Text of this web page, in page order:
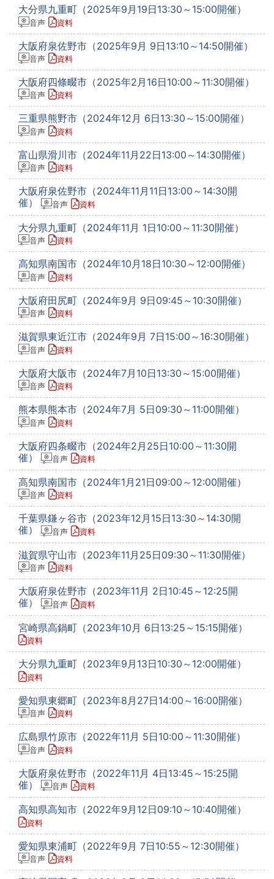
大分県九重町（2025年9月19日13:30～15:00開催）
音声 資料
大阪府泉佐野市（2025年9月 9日13:10～14:50開催）
音声 資料
大阪府四條畷市（2025年2月16日10:00～11:30開催）
音声 資料
三重県熊野市（2024年12月 6日13:30～15:00開催）
音声 資料
富山県滑川市（2024年11月22日13:00～14:30開催）
音声 資料
大阪府泉佐野市（2024年11月11日13:00～14:30開
催）
音声 資料
大分県九重町（2024年11月 1日10:00～11:30開催）
音声 資料
高知県南国市（2024年10月18日10:30～12:00開催）
音声 資料
大阪府田尻町（2024年9月 9日09:45～10:30開催）
音声 資料
滋賀県東近江市（2024年9月 7日15:00～16:30開催）
音声 資料
大阪府大阪市（2024年7月10日13:30～15:00開催）
音声 資料
熊本県熊本市（2024年7月 5日09:30～11:00開催）
音声 資料
大阪府四条畷市（2024年2月25日10:00～11:30開
催）
音声 資料
高知県南国市（2024年1月21日09:00～12:00開催）
音声 資料
千葉県鎌ヶ谷市（2023年12月15日13:30～14:30開
催）
音声 資料
滋賀県守山市（2023年11月25日09:30～11:30開催）
音声 資料
大阪府泉佐野市（2023年11月 2日10:45～12:25開
催）
音声 資料
宮崎県高鍋町（2023年10月 6日13:25～15:15開催）
資料
大分県九重町（2023年9月13日10:30～12:00開催）
資料
愛知県東郷町（2023年8月27日14:00～16:00開催）
音声 資料
広島県竹原市（2022年11月 5日10:00～11:30開催）
音声 資料
大阪府泉佐野市（2022年11月 4日13:45～15:25開
催）
音声 資料
高知県高知市（2022年9月12日09:10～10:40開催）
資料
愛知県東浦町（2022年9月 7日10:55～12:30開催）
音声 資料